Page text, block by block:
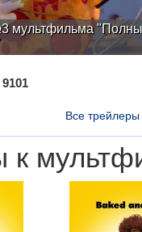
мультфильма
9101
Все трейлеры
к